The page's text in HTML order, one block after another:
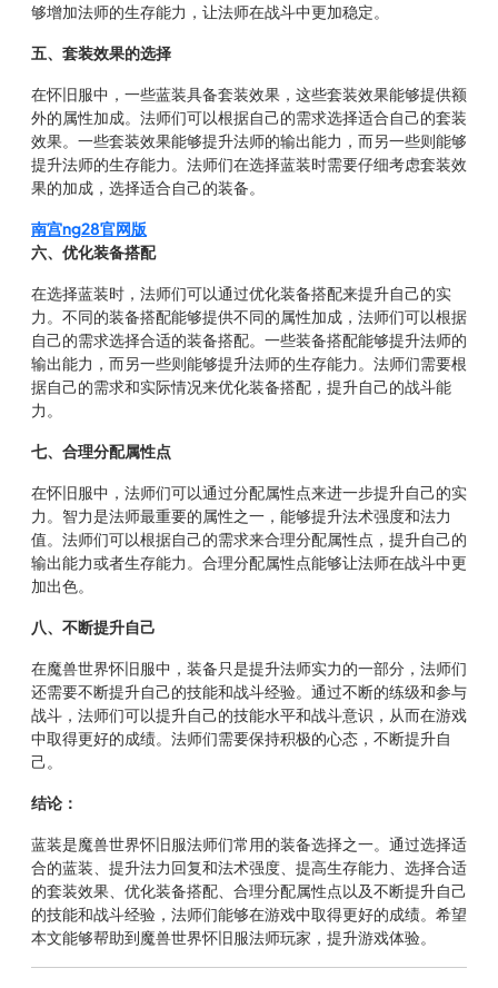
够增加法师的生存能力，让法师在战斗中更加稳定。
五、套装效果的选择
在怀旧服中，一些蓝装具备套装效果，这些套装效果能够提供额
外的属性加成。法师们可以根据自己的需求选择适合自己的套装
效果。一些套装效果能够提升法师的输出能力，而另一些则能够
提升法师的生存能力。法师们在选择蓝装时需要仔细考虑套装效
果的加成，选择适合自己的装备。
南宫ng28官网版
六、优化装备搭配
在选择蓝装时，法师们可以通过优化装备搭配来提升自己的实
力。不同的装备搭配能够提供不同的属性加成，法师们可以根据
自己的需求选择合适的装备搭配。一些装备搭配能够提升法师的
输出能力，而另一些则能够提升法师的生存能力。法师们需要根
据自己的需求和实际情况来优化装备搭配，提升自己的战斗能
力。
七、合理分配属性点
在怀旧服中，法师们可以通过分配属性点来进一步提升自己的实
力。智力是法师最重要的属性之一，能够提升法术强度和法力
值。法师们可以根据自己的需求来合理分配属性点，提升自己的
输出能力或者生存能力。合理分配属性点能够让法师在战斗中更
加出色。
八、不断提升自己
在魔兽世界怀旧服中，装备只是提升法师实力的一部分，法师们
还需要不断提升自己的技能和战斗经验。通过不断的练级和参与
战斗，法师们可以提升自己的技能水平和战斗意识，从而在游戏
中取得更好的成绩。法师们需要保持积极的心态，不断提升自
己。
结论：
蓝装是魔兽世界怀旧服法师们常用的装备选择之一。通过选择适
合的蓝装、提升法力回复和法术强度、提高生存能力、选择合适
的套装效果、优化装备搭配、合理分配属性点以及不断提升自己
的技能和战斗经验，法师们能够在游戏中取得更好的成绩。希望
本文能够帮助到魔兽世界怀旧服法师玩家，提升游戏体验。